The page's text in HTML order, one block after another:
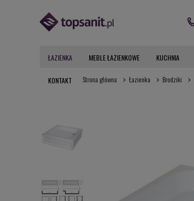
ŁAZIENKA MEBLE ŁAZIENKOWE KUCHNIA
KONTAKT Strona główna Łazienka Brodziki